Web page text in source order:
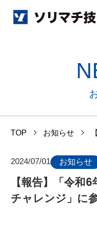
TOP お知らせ
2024/07/01 お知らせ
【報告】「令和
チャレンジ」に